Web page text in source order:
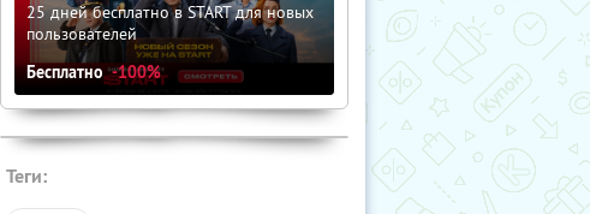
25 дней бесплатно в START для новых
пользователей
Бесплатно -100%
Теги: